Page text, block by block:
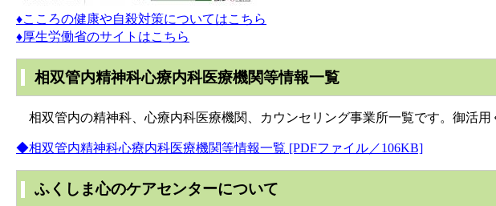
♦こころの健康や自殺対策についてはこちら
♦厚生労働省のサイトはこちら
相双管内精神科心療内科医療機関等情報一覧
相双管内の精神科、心療内科医療機関、カウンセリング事業所一覧です。御活用
◆相双管内精神科心療内科医療機関等情報一覧 [PDFファイル／106KB]
ふくしま心のケアセンターについて